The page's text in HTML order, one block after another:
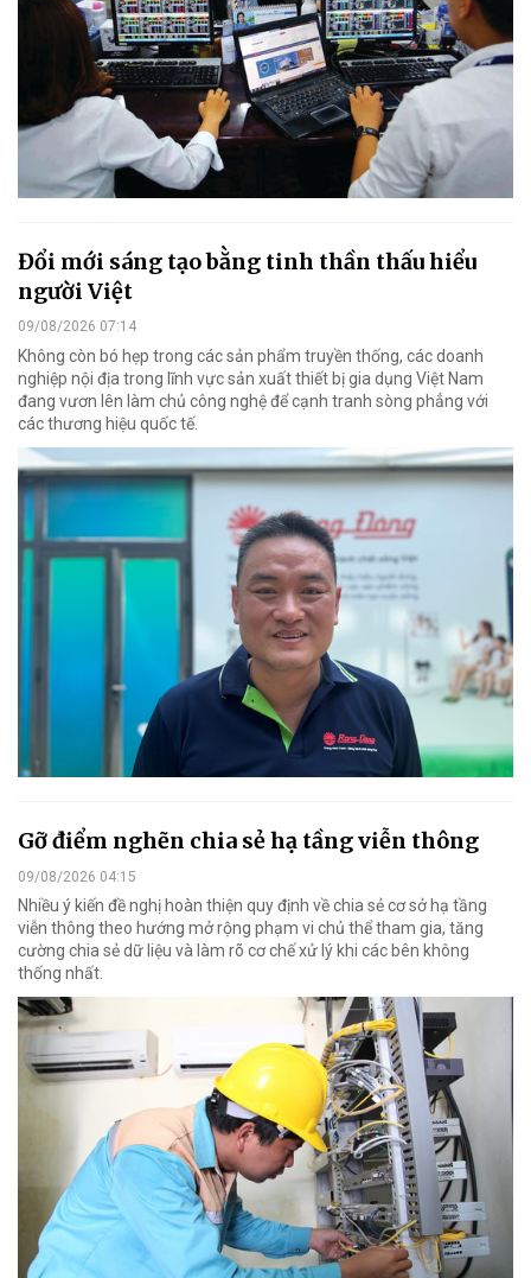
Đổi mới sáng tạo bằng tinh thần thấu hiểu
người Việt
09/08/2026 07:14
Không còn bó hẹp trong các sản phẩm truyền thống, các doanh
nghiệp nội địa trong lĩnh vực sản xuất thiết bị gia dụng Việt Nam
đang vươn lên làm chủ công nghệ để cạnh tranh sòng phẳng với
các thương hiệu quốc tế.
Gỡ điểm nghẽn chia sẻ hạ tầng viễn thông
09/08/2026 04:15
Nhiều ý kiến đề nghị hoàn thiện quy định về chia sẻ cơ sở hạ tầng
viễn thông theo hướng mở rộng phạm vi chủ thể tham gia, tăng
cường chia sẻ dữ liệu và làm rõ cơ chế xử lý khi các bên không
thống nhất.